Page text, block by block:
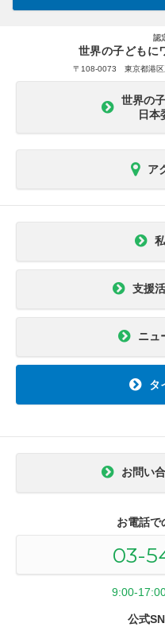
認
世界の子どもに
〒108-0073 東京都港区
世界の
日本
ア
支援
ニュ
タ
お問い
お電話で
03-
9:00-
公式